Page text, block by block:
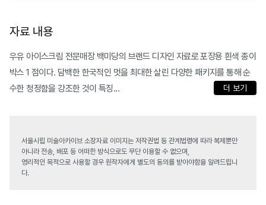
자료 내용
우유 아이스크림 전문매장 백미당의 브랜드 디자인 자료로 포장용 흰색 종이
박스 1 점이다. 담백한 한국적인 멋을 최대한 살린 다양한 패키지를 통해 순
수한 청정함을 강조한 것이 특징...
더 보기
서울시립 미술아카이브 소장자료 이미지는 저작권법 등 관계법령에 따라 복제뿐만
아니라 전송, 배포 등 어떠한 방식으로도 무단 이용할 수 없으며,
영리적인 목적으로 사용할 경우 원작자에게 별도의 동의를 받아야함을 알려드립니
다.